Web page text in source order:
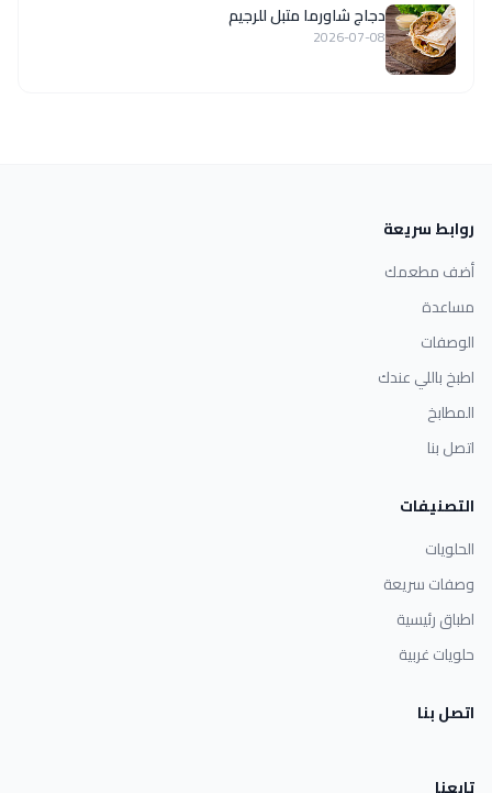
دجاج شاورما متبل للرجيم
2026-07-08
روابط سريعة
أضف مطعمك
مساعدة
الوصفات
اطبخ باللي عندك
المطابخ
اتصل بنا
التصنيفات
الحلويات
وصفات سريعة
اطباق رئيسية
حلويات غربية
اتصل بنا